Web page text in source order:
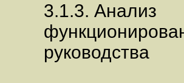
3.1.3. Анализ
руководства